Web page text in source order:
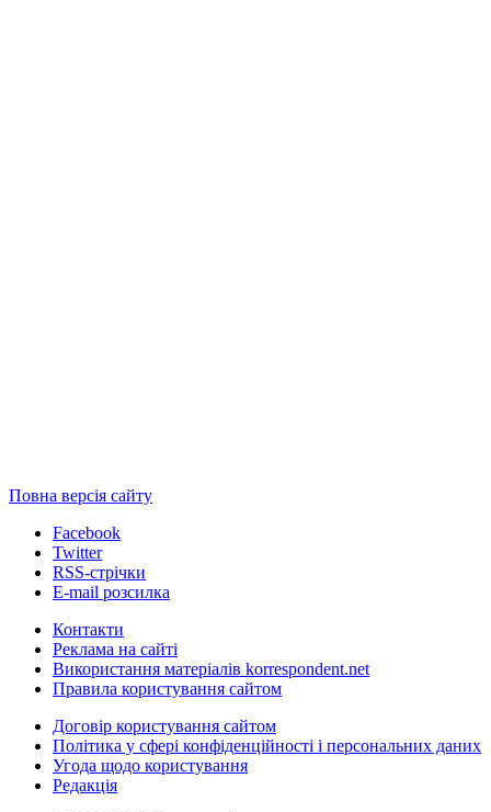
Повна версія сайту
Facebook
Twitter
RSS-стрічки
E-mail розсилка
Контакти
Реклама на сайті
Використання матеріалів korrespondent.net
Правила користування сайтом
Договір користування сайтом
Політика у сфері конфіденційності і персональних даних
Угода щодо користування
Редакція